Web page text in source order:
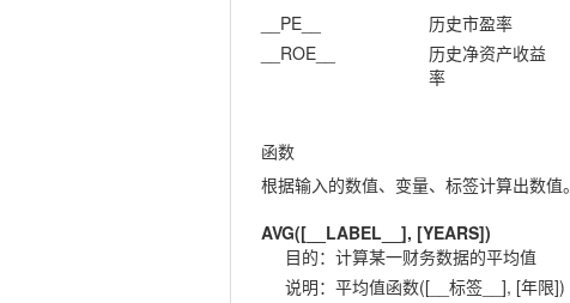
__PE__
历史市盈率
__ROE__
历史净资产收益
率
函数
根据输入的数值、变量、标签计算出数值。
AVG([__LABEL__], [YEARS])
目的： 计算某一财务数据的平均值
说明： 平均值函数([__标签__], [年限])